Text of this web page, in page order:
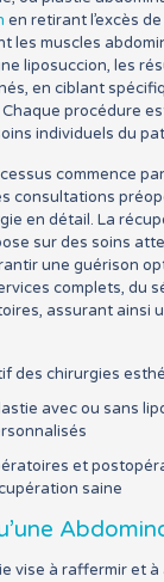
en retirant l’excès
les muscles
liposuccion, les
en ciblant
procédure
individuels du
commence
consultations
en détail. La
sur des soins
une guérison
complets, du
assurant ainsi
des chirurgies
avec ou sans
et
saine
vise à raffermir et à